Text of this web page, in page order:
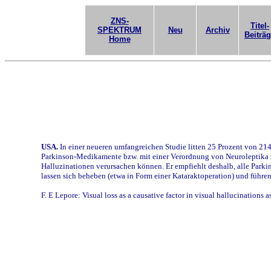
ZNS-
SPEKTRUM
Home
Neu Archiv
Titel-
USA. In einer neueren umfangreichen Studie litten 25 Prozent von
Parkinson-Medikamente bzw. mit einer Verordnung von
Halluzinationen verursachen können. Er empfiehlt deshalb, alle
lassen sich beheben (etwa in Form einer Kataraktoperation) und
F. E Lepore: Visual loss as a causative factor in visual hallucinations